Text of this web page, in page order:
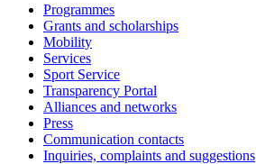
Programmes
Grants and scholarships
Mobility
Services
Sport Service
Transparency Portal
Alliances and networks
Press
Communication contacts
Inquiries, complaints and suggestions